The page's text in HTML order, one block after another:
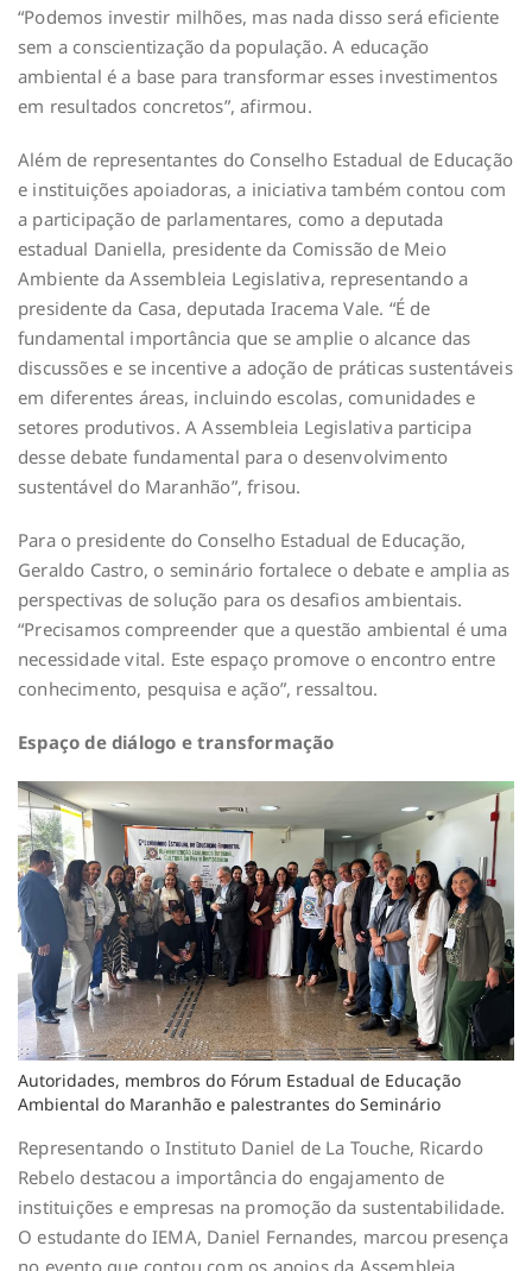
“Podemos investir milhões, mas nada disso será eficiente
sem a conscientização da população. A educação
ambiental é a base para transformar esses investimentos
em resultados concretos”, afirmou.
Além de representantes do Conselho Estadual de Educação
e instituições apoiadoras, a iniciativa também contou com
a participação de parlamentares, como a deputada
estadual Daniella, presidente da Comissão de Meio
Ambiente da Assembleia Legislativa, representando a
presidente da Casa, deputada Iracema Vale. “É de
fundamental importância que se amplie o alcance das
discussões e se incentive a adoção de práticas sustentáveis
em diferentes áreas, incluindo escolas, comunidades e
setores produtivos. A Assembleia Legislativa participa
desse debate fundamental para o desenvolvimento
sustentável do Maranhão”, frisou.
Para o presidente do Conselho Estadual de Educação,
Geraldo Castro, o seminário fortalece o debate e amplia as
perspectivas de solução para os desafios ambientais.
“Precisamos compreender que a questão ambiental é uma
necessidade vital. Este espaço promove o encontro entre
conhecimento, pesquisa e ação”, ressaltou.
Espaço de diálogo e transformação
Autoridades, membros do Fórum Estadual de Educação
Ambiental do Maranhão e palestrantes do Seminário
Representando o Instituto Daniel de La Touche, Ricardo
Rebelo destacou a importância do engajamento de
instituições e empresas na promoção da sustentabilidade.
O estudante do IEMA, Daniel Fernandes, marcou presença
no evento que contou com os apoios da Assembleia